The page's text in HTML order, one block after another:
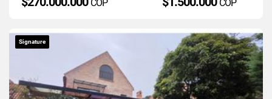
COP COP
Signature